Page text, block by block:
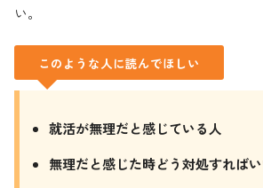
い。
このような人に読んでほしい
就活が無理だと感じている人
無理だと感じた時どう対処すれば